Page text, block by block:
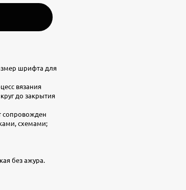
шрифта для
вязания
до закрытия
сопровожден
схемами;
без ажура.